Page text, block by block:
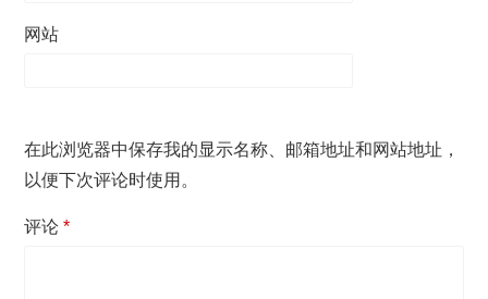
网站
在此浏览器中保存我的显示名称、邮箱地址和网站地址，
以便下次评论时使用。
评论*